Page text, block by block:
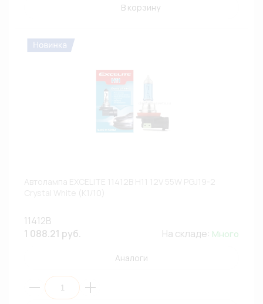
В корзину
11412B
1 088.21 руб.
На складе: Много
Аналоги